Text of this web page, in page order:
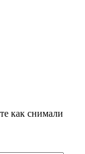
как снимали